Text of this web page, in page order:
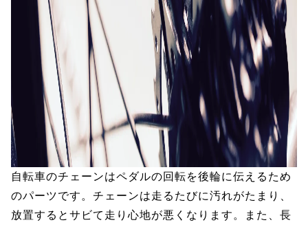
自転車のチェーンはペダルの回転を後輪に伝えるため
のパーツです。チェーンは走るたびに汚れがたまり、
放置するとサビて走り心地が悪くなります。また、長